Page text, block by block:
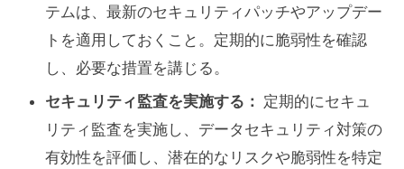
テムは、最新のセキュリティパッチやアップデー
トを適用しておくこと。定期的に脆弱性を確認
し、必要な措置を講じる。
セキュリティ監査を実施する： 定期的にセキュ
リティ監査を実施し、データセキュリティ対策の
有効性を評価し、潜在的なリスクや脆弱性を特定